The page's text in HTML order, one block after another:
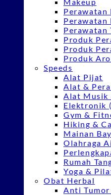
Perawatan
Perawatan
Perawatan
Produk
Produk
Produk
Speeds
Alat Pijat
Alat &
Alat Musik
Elektronik
Gym &
Hiking &
Mainan
Olahraga
Rumah
Yoga &
Obat Herbal
Anti